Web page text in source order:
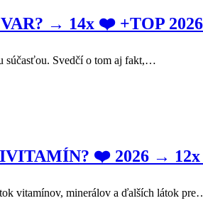
→ 14x ❤️ +TOP 2026
súčasťou. Svedčí o tom aj fakt,…
❤️ 2026 → 12x
vitamínov, minerálov a ďalších látok